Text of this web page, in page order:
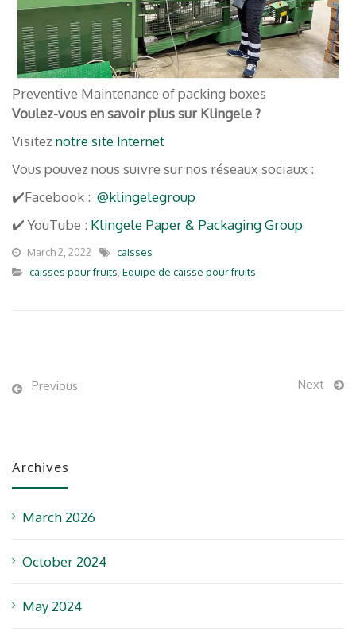
Preventive Maintenance of packing boxes
Voulez-vous en savoir plus sur Klingele ?
Visitez notre site Internet
Vous pouvez nous suivre sur nos réseaux sociaux :
✔️Facebook : @klingelegroup
✔️ YouTube : Klingele Paper & Packaging Group
March 2, 2022
caisses
caisses pour fruits Equipe de caisse pour fruits
Previous Next
Archives
March 2026
October 2024
May 2024